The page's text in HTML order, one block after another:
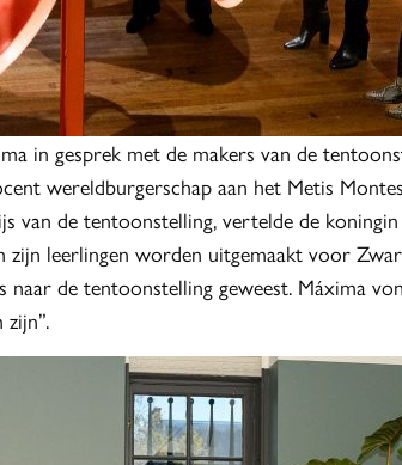
in gesprek met de makers van de
wereldburgerschap aan het Metis
van de tentoonstelling, vertelde de
zijn leerlingen worden uitgemaakt voor
naar de tentoonstelling geweest. Máxima